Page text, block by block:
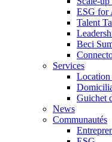
ESG for
Talent
Beci
Services
Location
Guichet
News
Communautés